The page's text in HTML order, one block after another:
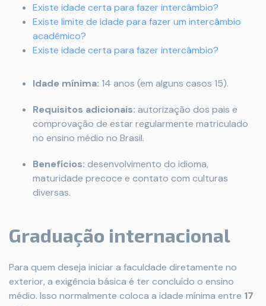
Existe idade certa para fazer intercâmbio?
Existe limite de idade para fazer um intercâmbio
acadêmico?
Existe idade certa para fazer intercâmbio?
Idade mínima: 14 anos (em alguns casos 15).
Requisitos adicionais: autorização dos pais e
comprovação de estar regularmente matriculado
no ensino médio no Brasil.
Benefícios: desenvolvimento do idioma,
maturidade precoce e contato com culturas
diversas.
Graduação internacional
Para quem deseja iniciar a faculdade diretamente no
exterior, a exigência básica é ter concluído o ensino
médio. Isso normalmente coloca a idade mínima entre 17